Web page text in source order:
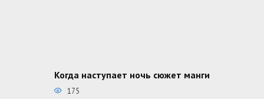
Когда наступает ночь сюжет манги
175